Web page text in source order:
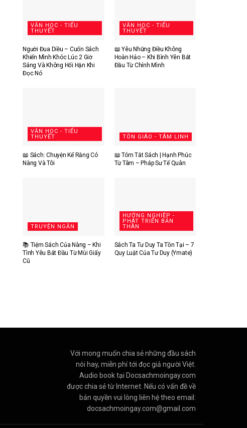
VĂN HỌC - TIỂU
THUYẾT
Người Đua Diều – Cuốn Sách
Khiến Mình Khóc Lúc 2 Giờ
Sáng Và Không Hối Hận Khi
Đọc Nó
VĂN HỌC - TIỂU
THUYẾT
📖 Yêu Những Điều Không
Hoàn Hảo – Khi Bình Yên Bắt
Đầu Từ Chính Mình
VĂN HỌC - TIỂU
THUYẾT
📖 Sách: Chuyện Kể Rằng Có
Nàng Và Tôi
TÔN GIÁO - TÂM LINH
📖 Tóm Tắt Sách | Hạnh Phúc
Từ Tâm – Pháp Sư Tế Quân
TRUYỆN NGẮN
📚 Tiệm Sách Của Nàng – Khi
Tình Yêu Bắt Đầu Từ Mùi Giấy
Cũ
HƯỚNG NGHIỆP -
PHÁT TRIỂN BẢN
THÂN
Sách Ta Tư Duy Ta Tồn Tại – 7
Quy Luật Của Tư Duy (Ymate)
Với mong muốn chia sẻ những đầu sách
nói hay, miễn phí tới đọc giả người Việt.
Audio book tại Docsachmoingay.com
được chia sẻ từ Internet. Nếu có vấn đề về
bản quyền vui lòng liên hệ theo email:
docsachmoingay.com@gmail.com